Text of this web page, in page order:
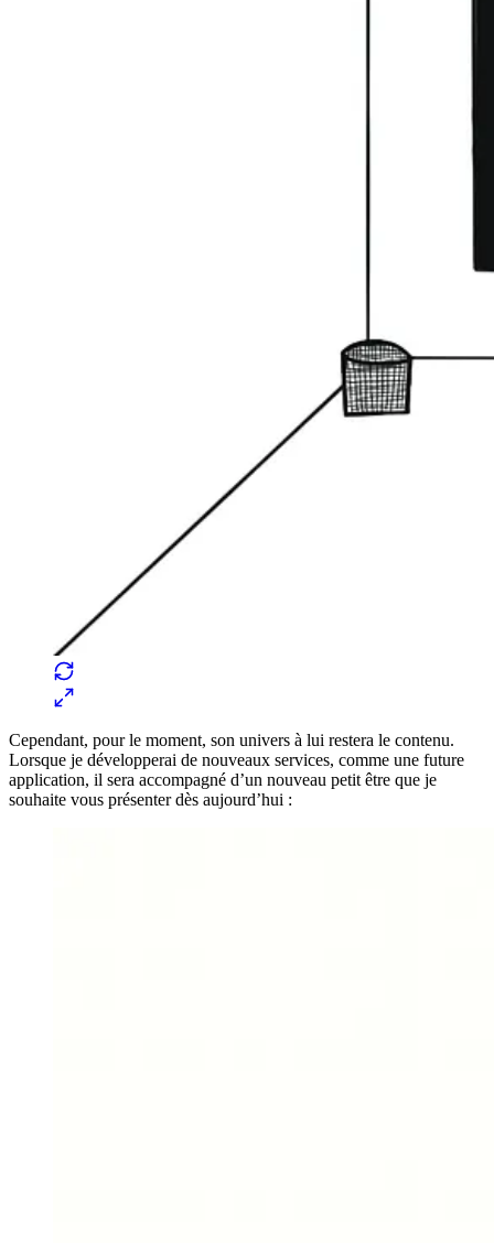
Cependant, pour le moment, son univers à lui restera le contenu.
Lorsque je développerai de nouveaux services, comme une future
application, il sera accompagné d’un nouveau petit être que je
souhaite vous présenter dès aujourd’hui :